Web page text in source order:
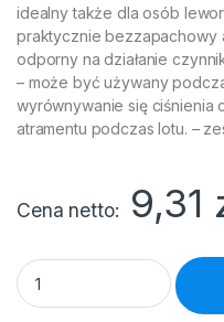
idealny także dla osób
praktycznie bezzapachowy
odporny na działanie
– może być używany
wyrównywanie się ciśnienia
atramentu podczas lotu. –
Cena netto 9,31
Foliopis Staedtler M 317